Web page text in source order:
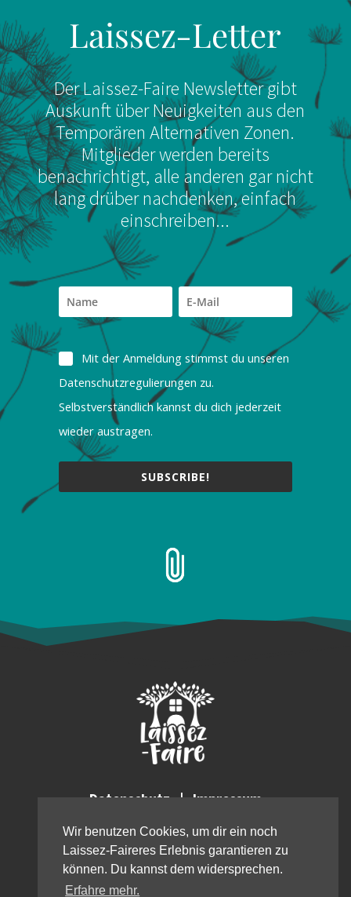
Wir benutzen Cookies, um dir ein noch
Laissez-Faireres Erlebnis garantieren zu
können. Du kannst dem widersprechen.
Erfahre mehr.
Laissez-Letter
Der Laissez-Faire Newsletter gibt
Auskunft über Neuigkeiten aus den
Temporären Alternativen Zonen.
Mitglieder werden bereits
benachrichtigt, alle anderen gar nicht
lang drüber nachdenken, einfach
einschreiben...
Mit der Anmeldung stimmst du unseren
Datenschutzregulierungen zu.
Selbstverständlich kannst du dich jederzeit
wieder austragen.
SUBSCRIBE!
Datenschutz | Impressum
Website crafted with ♥byTim Tation
All Rights Reserved.